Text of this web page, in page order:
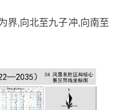
界,向北至九子冲,向南至